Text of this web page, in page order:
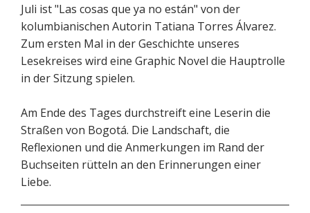
Juli ist "Las cosas que ya no están" von der
kolumbianischen Autorin Tatiana Torres Álvarez.
Zum ersten Mal in der Geschichte unseres
Lesekreises wird eine Graphic Novel die Hauptrolle
in der Sitzung spielen.
Am Ende des Tages durchstreift eine Leserin die
Straßen von Bogotá. Die Landschaft, die
Reflexionen und die Anmerkungen im Rand der
Buchseiten rütteln an den Erinnerungen einer
Liebe.